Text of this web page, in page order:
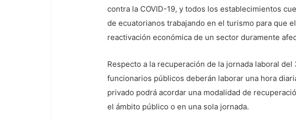
contra la COVID-19, y todos los establecimientos
de ecuatorianos trabajando en el turismo para que
reactivación económica de un sector duramente
Respecto a la recuperación de la jornada laboral
funcionarios públicos deberán laborar una hora
privado podrá acordar una modalidad de
el ámbito público o en una sola jornada.